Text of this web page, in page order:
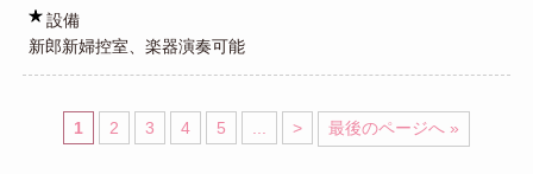
設備
新郎新婦控室、楽器演奏可能
1 2 3 4 5 > 最後のページへ »